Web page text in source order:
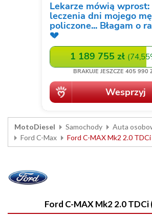
MotoDiesel Samochody Auta
Ford C-Max
Ford C-MAX Mk2 2.0
Ford C-MAX Mk2 2.0 TDCi